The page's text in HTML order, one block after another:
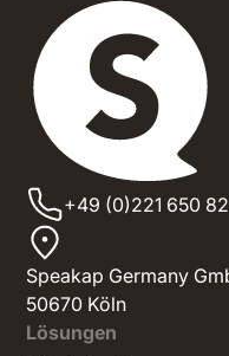
+49 (0)221 650
Speakap Germany
50670 Köln
Lösungen